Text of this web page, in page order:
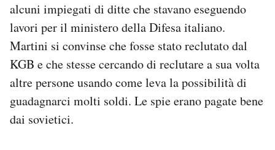
alcuni impiegati di ditte che stavano eseguendo
lavori per il ministero della Difesa italiano.
Martini si convinse che fosse stato reclutato dal
KGB e che stesse cercando di reclutare a sua volta
altre persone usando come leva la possibilità di
guadagnarci molti soldi. Le spie erano pagate bene
dai sovietici.